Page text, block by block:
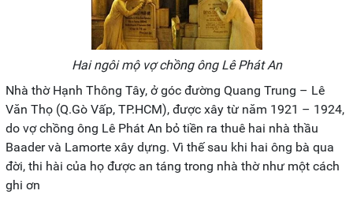
Hai ngôi mộ vợ chồng ông Lê Phát An
Nhà thờ Hạnh Thông Tây, ở góc đường Quang Trung – Lê
Văn Thọ (Q.Gò Vấp, TP.HCM), được xây từ năm 1921 – 1924,
do vợ chồng ông Lê Phát An bỏ tiền ra thuê hai nhà thầu
Baader và Lamorte xây dựng. Vì thế sau khi hai ông bà qua
đời, thi hài của họ được an táng trong nhà thờ như một cách
ghi ơn